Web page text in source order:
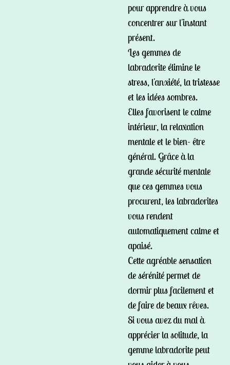
pour apprendre à vous
concentrer sur l'instant
présent.
Les gemmes de
labradorite élimine le
stress, l'anxiété, la tristesse
et les idées sombres.
Elles favorisent le calme
intérieur, la relaxation
mentale et le bien- être
général. Grâce à la
grande sécurité mentale
que ces gemmes vous
procurent, les labradorites
vous rendent
automatiquement calme et
apaisé.
Cette agréable sensation
de sérénité permet de
dormir plus facilement et
de faire de beaux rêves.
Si vous avez du mal à
apprécier la solitude, la
gemme labradorite peut